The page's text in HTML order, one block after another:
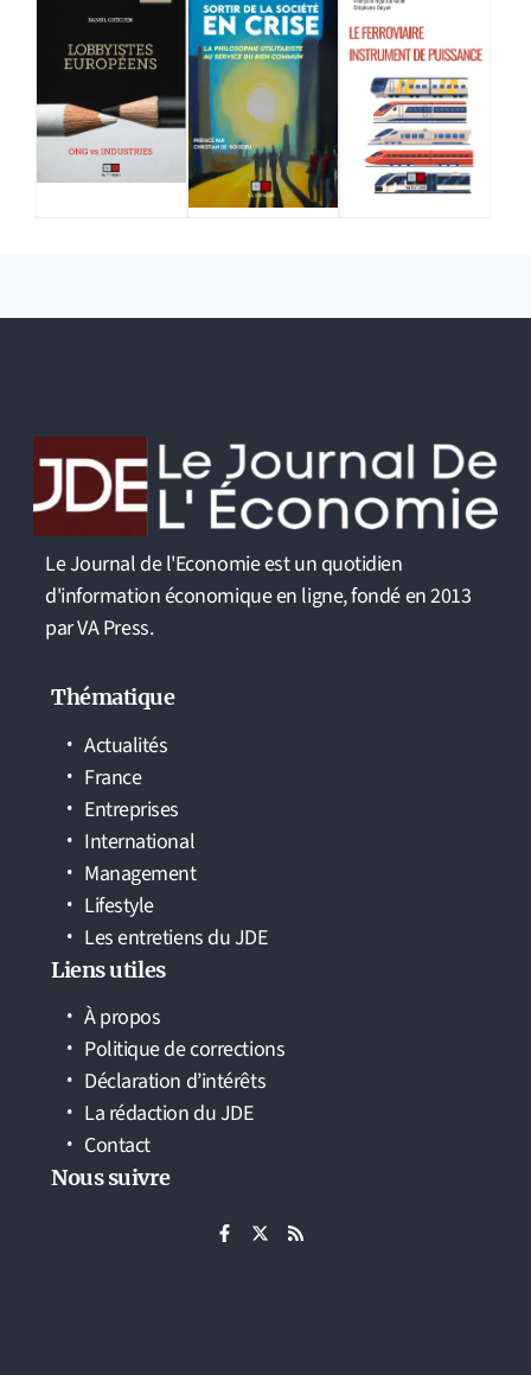
Le Journal de l'Economie est un quotidien
d'information économique en ligne, fondé en 2013
par VA Press.
Thématique
Actualités
France
Entreprises
International
Management
Lifestyle
Les entretiens du JDE
Liens utiles
À propos
Politique de corrections
Déclaration d’intérêts
La rédaction du JDE
Contact
Nous suivre